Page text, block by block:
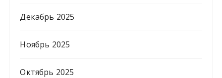
Декабрь 2025
Ноябрь 2025
Октябрь 2025